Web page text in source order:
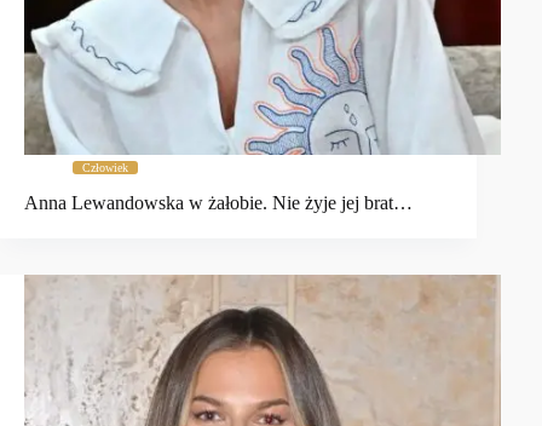
Człowiek
Anna Lewandowska w żałobie. Nie żyje jej brat…